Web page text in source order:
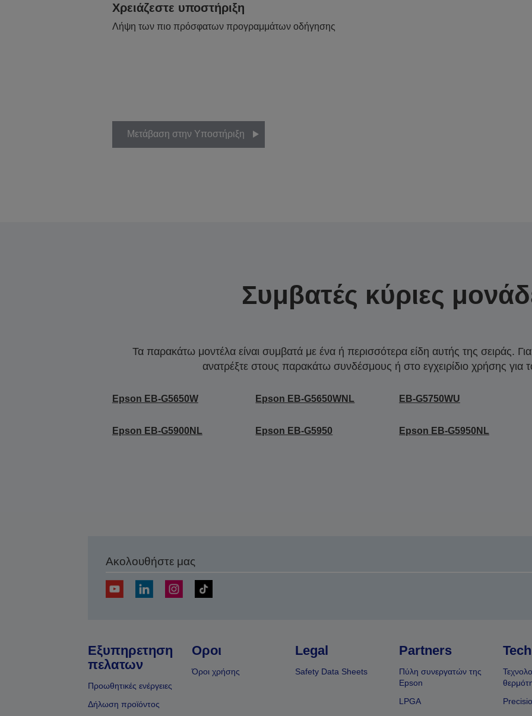
Χρειάζεστε υποστήριξη
Λήψη των πιο πρόσφατων προγραμμάτων οδήγησης
Μετάβαση στην Υποστήριξη
Συμβατές κύριες
Τα παρακάτω μοντέλα είναι συμβατά με ένα ή περισσότερα είδη αυτής της σειράς.
ανατρέξτε στους παρακάτω συνδέσμους ή στο εγχειρίδιο χρήσης για
Epson EB-G5650W Epson EB-G5650WNL EB-G5750WU
Epson EB-G5900NL Epson EB-G5950 Epson EB-G5950NL
Ακολουθήστε μας
Εξυπηρετηση
πελατων
Προωθητικές ενέργειες
Δήλωση προϊόντος
Οροι
Όροι χρήσης
Legal
Safety Data Sheets
Partners
Πύλη συνεργατών της
Epson
LPGA